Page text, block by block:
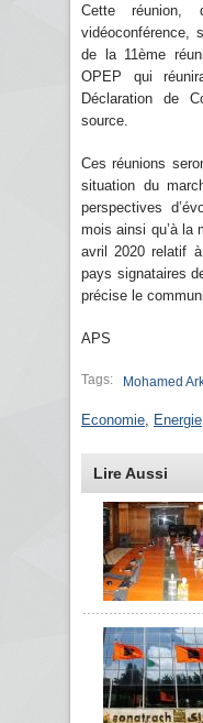
Cette
vidéoconférence,
de la 11ème
OPEP qui
Déclaration de
source.
Ces réunions
situation du
perspectives
mois ainsi qu’à la
avril 2020 relatif
pays signataires
précise le
APS
Tags: Mohamed
Economie Energie
Lire Aussi